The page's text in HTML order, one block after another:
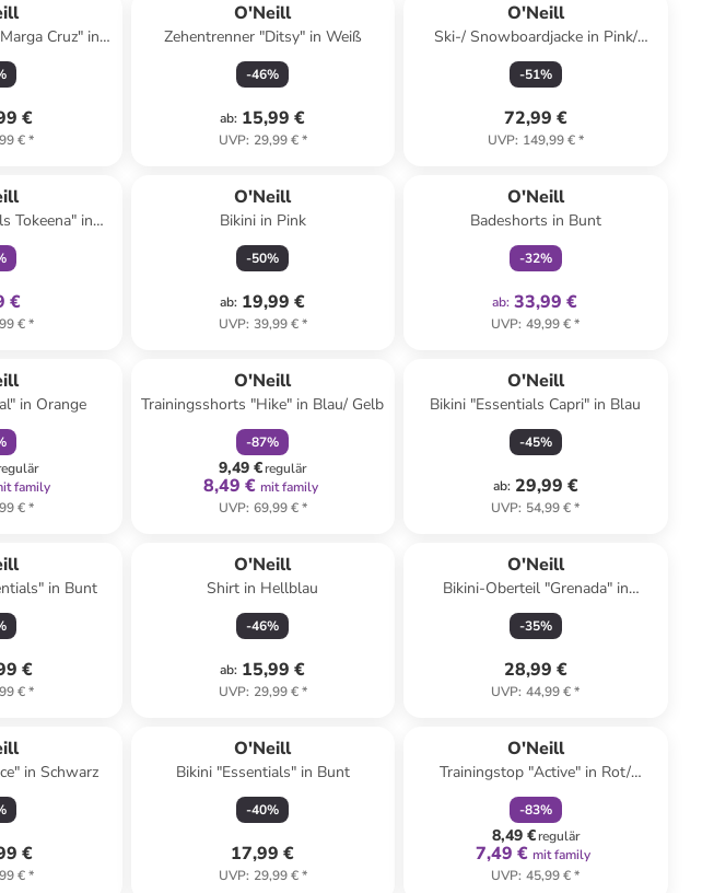
Cruz" in
€
€*
O'Neill
Zehentrenner "Ditsy" in Weiß
-46%
ab: 15,99 €
UVP: 29,99 €*
O'Neill
Ski-/ Snowboardjacke in Pink/
Türkis
-51%
72,99 €
UVP: 149,99 €*
Tokeena" in
€
€*
O'Neill
Bikini in Pink
-50%
ab: 19,99 €
UVP: 39,99 €*
O'Neill
Badeshorts in Bunt
-32%
ab: 33,99 €
UVP: 49,99 €*
in Orange
family
€*
O'Neill
Trainingsshorts "Hike" in Blau/ Gelb
-87%
9,49 €regulär
8,49 € mit family
UVP: 69,99 €*
O'Neill
Bikini "Essentials Capri" in Blau
-45%
ab: 29,99 €
UVP: 54,99 €*
in Bunt
€
€*
O'Neill
Shirt in Hellblau
-46%
ab: 15,99 €
UVP: 29,99 €*
O'Neill
Bikini-Oberteil "Grenada" in
Schwarz
-35%
28,99 €
UVP: 44,99 €*
in Schwarz
€
€*
O'Neill
Bikini "Essentials" in Bunt
-40%
17,99 €
UVP: 29,99 €*
O'Neill
Trainingstop "Active" in Rot/
Schwarz
-83%
8,49 €regulär
7,49 € mit family
UVP: 45,99 €*